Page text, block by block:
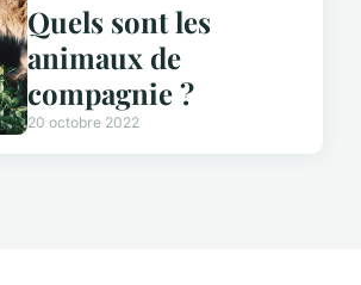
Quels sont les
animaux de
compagnie ?
20 octobre 2022